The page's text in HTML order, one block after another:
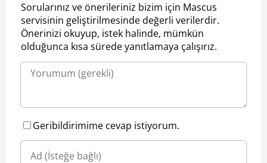
Sorularınız ve önerileriniz bizim için Mascus
servisinin geliştirilmesinde değerli verilerdir.
Önerinizi okuyup, istek halinde, mümkün
olduğunca kısa sürede yanıtlamaya çalışırız.
Geribildirimime cevap istiyorum.